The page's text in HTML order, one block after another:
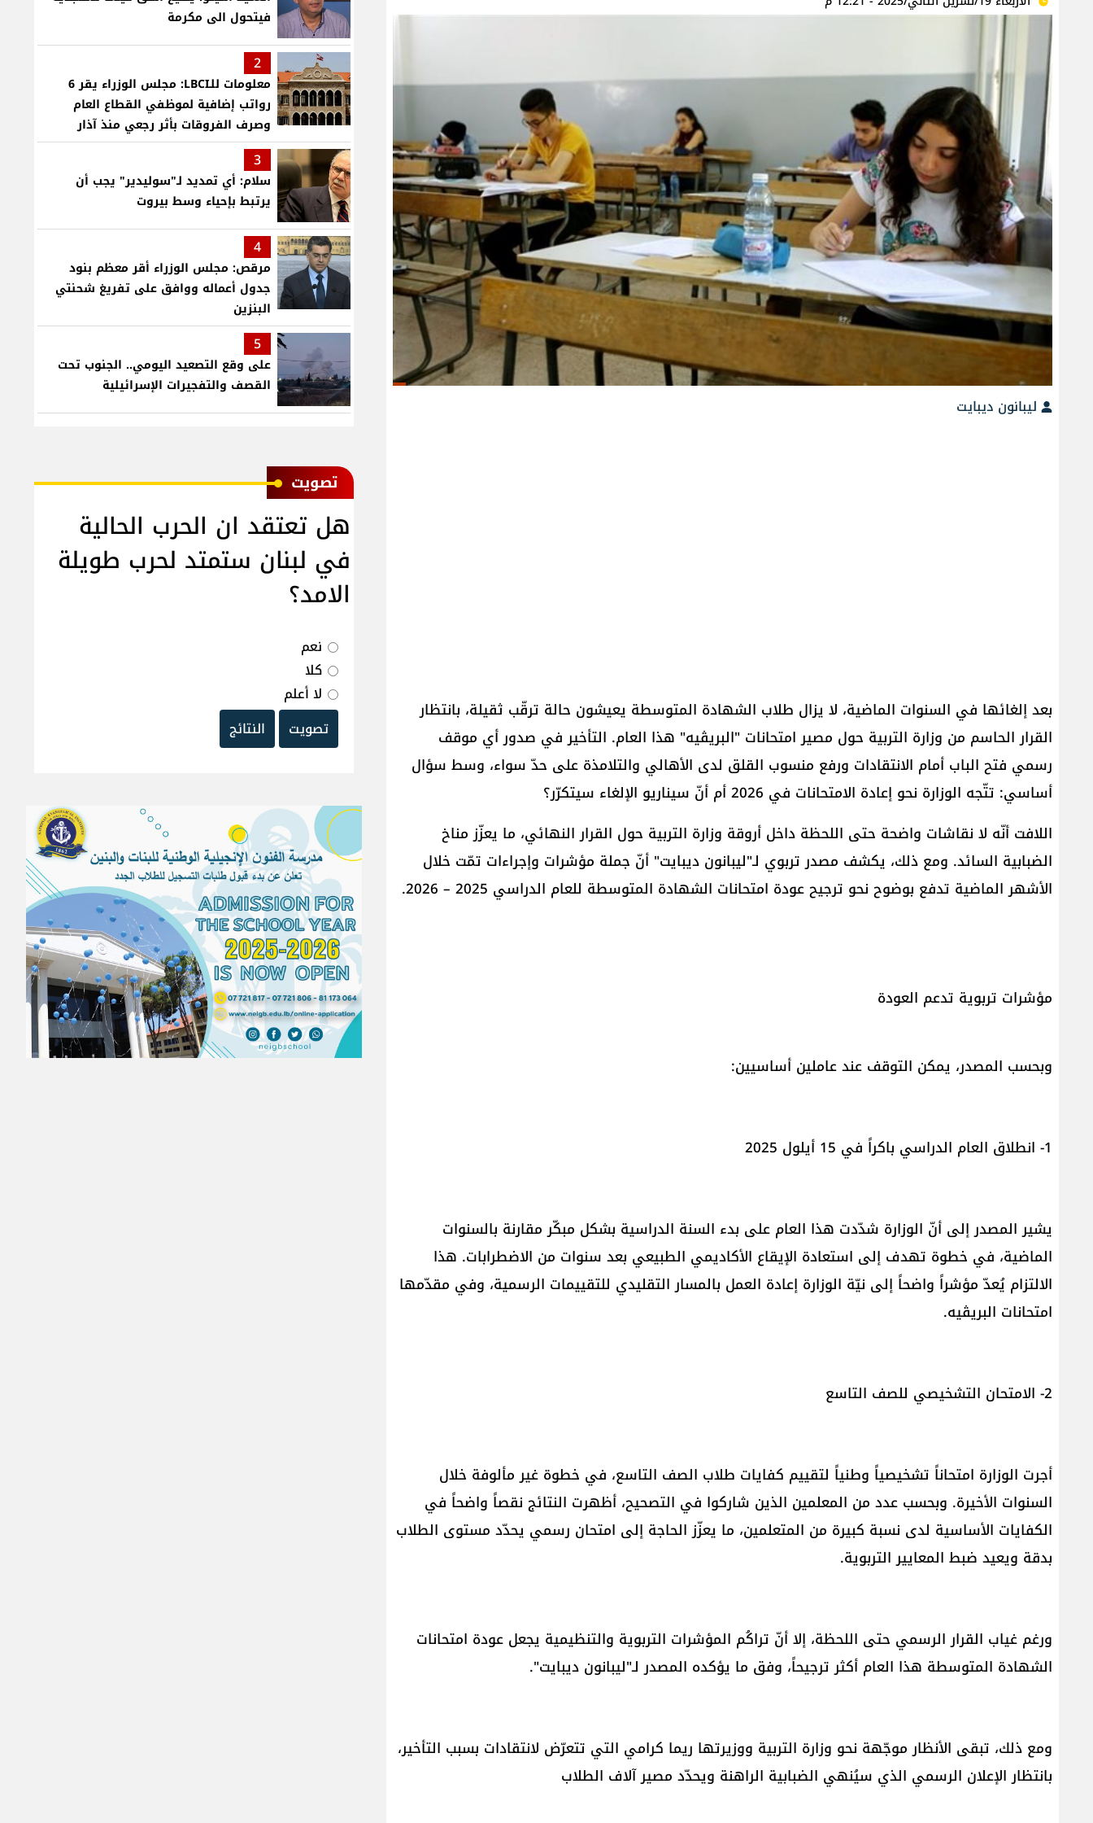
ليبانون ديبايت
بعد إلغائها في السنوات الماضية، لا يزال طلاب الشهادة المتوسطة يعيشون حالة ترقّب ثقيلة، بانتظار
القرار الحاسم من وزارة التربية حول مصير امتحانات "البريڤيه" هذا العام. التأخير في صدور أي موقف
رسمي فتح الباب أمام الانتقادات ورفع منسوب القلق لدى الأهالي والتلامذة على حدّ سواء، وسط سؤال
أساسي: تتّجه الوزارة نحو إعادة الامتحانات في 2026 أم أنّ سيناريو الإلغاء سيتكرّر؟
اللافت أنّه لا نقاشات واضحة حتى اللحظة داخل أروقة وزارة التربية حول القرار النهائي، ما يعزّز مناخ
الضبابية السائد. ومع ذلك، يكشف مصدر تربوي لـ"ليبانون ديبايت" أنّ جملة مؤشرات وإجراءات تمّت خلال
الأشهر الماضية تدفع بوضوح نحو ترجيح عودة امتحانات الشهادة المتوسطة للعام الدراسي 2025 – 2026.
مؤشرات تربوية تدعم العودة
وبحسب المصدر، يمكن التوقف عند عاملين أساسيين:
1- انطلاق العام الدراسي باكراً في 15 أيلول 2025
يشير المصدر إلى أنّ الوزارة شدّدت هذا العام على بدء السنة الدراسية بشكل مبكّر مقارنة بالسنوات
الماضية، في خطوة تهدف إلى استعادة الإيقاع الأكاديمي الطبيعي بعد سنوات من الاضطرابات. هذا
الالتزام يُعدّ مؤشراً واضحاً إلى نيّة الوزارة إعادة العمل بالمسار التقليدي للتقييمات الرسمية، وفي مقدّمها
امتحانات البريڤيه.
2- الامتحان التشخيصي للصف التاسع
أجرت الوزارة امتحاناً تشخيصياً وطنياً لتقييم كفايات طلاب الصف التاسع، في خطوة غير مألوفة خلال
السنوات الأخيرة. وبحسب عدد من المعلمين الذين شاركوا في التصحيح، أظهرت النتائج نقصاً واضحاً في
الكفايات الأساسية لدى نسبة كبيرة من المتعلمين، ما يعزّز الحاجة إلى امتحان رسمي يحدّد مستوى الطلاب
بدقة ويعيد ضبط المعايير التربوية.
ورغم غياب القرار الرسمي حتى اللحظة، إلا أنّ تراكُم المؤشرات التربوية والتنظيمية يجعل عودة امتحانات
الشهادة المتوسطة هذا العام أكثر ترجيحاً، وفق ما يؤكده المصدر لـ"ليبانون ديبايت".
ومع ذلك، تبقى الأنظار موجّهة نحو وزارة التربية ووزيرتها ريما كرامي التي تتعرّض لانتقادات بسبب التأخير،
بانتظار الإعلان الرسمي الذي سيُنهي الضبابية الراهنة ويحدّد مصير آلاف الطلاب
فيتحول الى مكرمة
2
معلومات للـLBCI: مجلس الوزراء يقر 6
رواتب إضافية لموظفي القطاع العام
وصرف الفروقات بأثر رجعي منذ آذار
3
سلام: أي تمديد لـ"سوليدير" يجب أن
يرتبط بإحياء وسط بيروت
4
مرقص: مجلس الوزراء أقر معظم بنود
جدول أعماله ووافق على تفريغ شحنتي
البنزين
5
على وقع التصعيد اليومي.. الجنوب تحت
القصف والتفجيرات الإسرائيلية
ﺗﺼﻮﻳﺖ
هل تعتقد ان الحرب الحالية
في لبنان ستمتد لحرب طويلة
الامد؟
نعم
كلا
لا أعلم
تصويت
النتائج